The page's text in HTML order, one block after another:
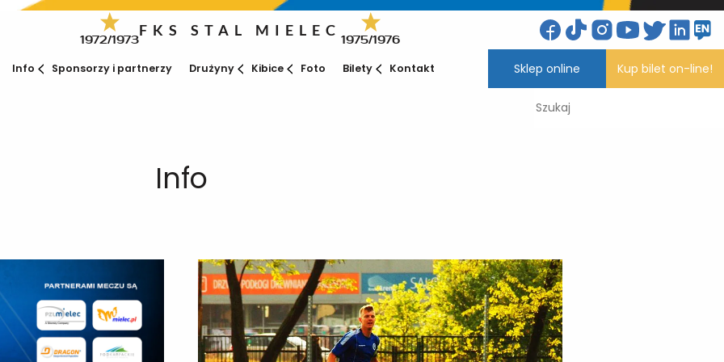
1972/1973
FKS STAL MIELEC
1975/1976
Info Sponsorzy i partnerzy Drużyny Kibice Foto Bilety Kontakt Sklep online Kup bilet on-line!
Info